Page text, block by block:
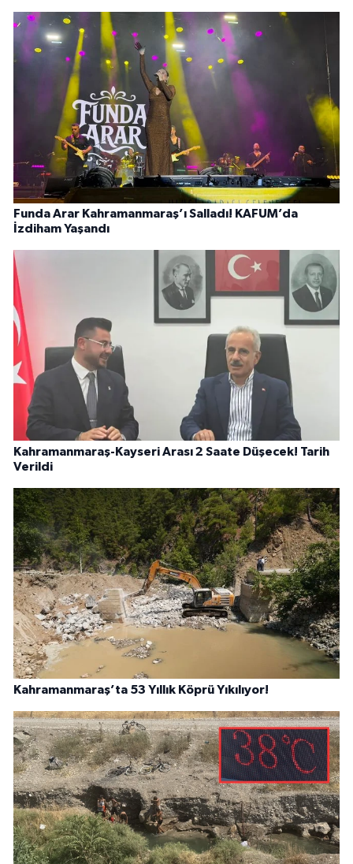
Funda Arar Kahramanmaraş’ı Salladı! KAFUM’da
İzdiham Yaşandı
Kahramanmaraş-Kayseri Arası 2 Saate Düşecek! Tarih
Verildi
Kahramanmaraş’ta 53 Yıllık Köprü Yıkılıyor!